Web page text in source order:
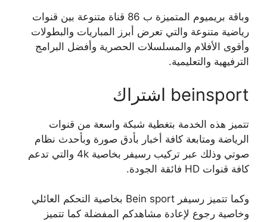
وباقة بريميوم المتميزة ب 86 قناة متنوعة بين قنوات
رياضية متنوعة والتي تعرض أبرز المباريات والبطولات
وأقوى الأفلام والمسلسلات الحصرية وأفضل البرامج
الترفيهية والتعليمية.
beinsport اشتراك
تتميز هذه الخدمة بتغطية شبكة واسعة من قنوات
الرياضة ومتابعة كافة أخبار بأدق صورة وبأحدث نظام
صوتي وذلك عبر تركيب رسيفر بخاصية 4k والتي تدعم
كافة قنوات HD فائقة الجودة.
وكما تتميز رسيفر Bein sport بخاصية التحكم العائلي
وخاصية رجوع لإعادة مشاهدكم المفضلة كما تتميز